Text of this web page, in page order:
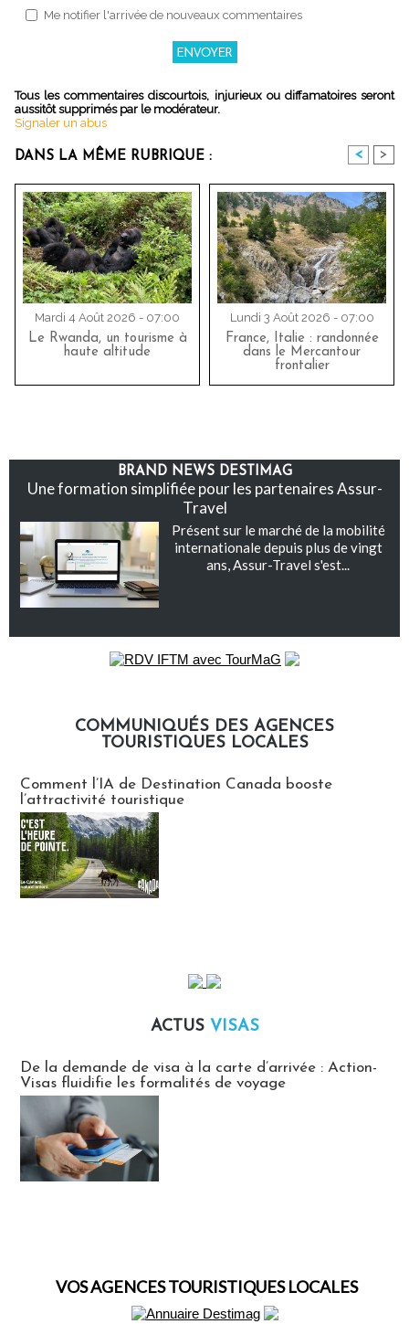
Me notifier l'arrivée de nouveaux commentaires
Tous les commentaires discourtois, injurieux ou diffamatoires seront
aussitôt supprimés par le modérateur.
Signaler un abus
DANS LA MÊME RUBRIQUE : < >
Mardi 4 Août 2026 - 07:00
Le Rwanda, un tourisme à
haute altitude
Lundi 3 Août 2026 - 07:00
France, Italie : randonnée
dans le Mercantour
frontalier
BRAND NEWS DESTIMAG
Une formation simplifiée pour les partenaires Assur-
Travel
Présent sur le marché de la mobilité
internationale depuis plus de vingt
ans, Assur-Travel s'est...
COMMUNIQUÉS DES AGENCES
TOURISTIQUES LOCALES
Comment l’IA de Destination Canada booste
l’attractivité touristique
ACTUS VISAS
De la demande de visa à la carte d’arrivée : Action-
Visas fluidifie les formalités de voyage
VOS AGENCES TOURISTIQUES LOCALES